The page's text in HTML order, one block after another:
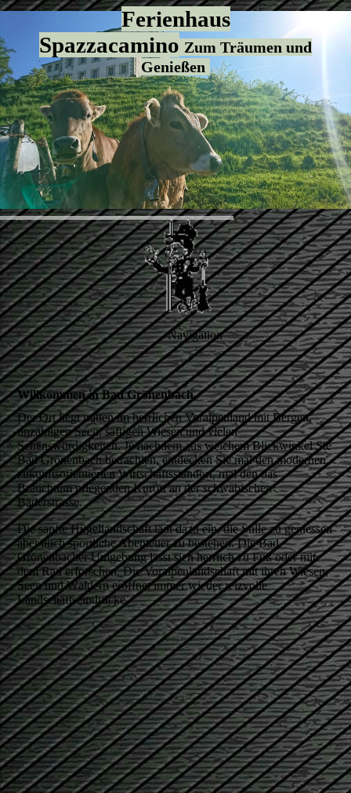
Ferienhaus
Spazzacamino Zum Träumen und
Genießen
Navigation
Willkommen in Bad Grönenbach.
Der Ort liegt mitten im herrlichen Voralpenland mit Bergen,
unzähligen Seen, saftigen Wiesen und vielen
Sehenswürdigkeiten. Je nachdem aus welchem Blickwinkel Sie
Bad Grönenbach betrachten, entdecken Sie mal den modernen,
zukunftsorientierten Wirtschaftsstandort, mal den das
Brauchtum pflegenden Kurort an der schwäbischen
Bäderstrasse.
Die sanfte Hügellandschaft lädt dazu ein, die Stille zu geniessen
aber auch sportliche Abenteuer zu bestehen. Die Bad
Grönenbacher Umgebung lässt sich herrlich zu Fuß oder mit
dem Rad erforschen. Die Voralpenlandschaft mit ihren Wiesen,
Seen und Wäldern eröffnet immer wieder reizvolle
Landschaftseindrücke.